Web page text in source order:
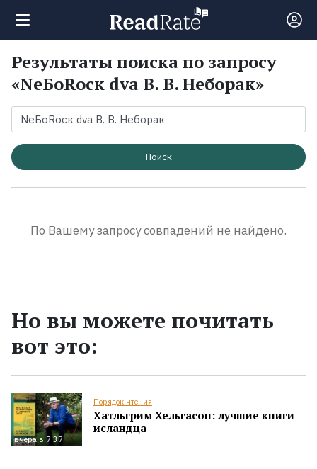
Поиск
Новости
Рейтинги
Результаты поиска по запросу
«NеБоRоcк dva В. В. Неборак»
Поиск
По Вашему запросу совпадений не найдено.
Но вы можете почитать
вот это:
вчера в 7:37
Порядок чтения
Хатльгрим Хельгасон: лучшие книги
исландца